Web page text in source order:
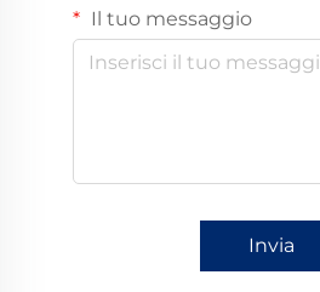
Il tuo messaggio
Invia